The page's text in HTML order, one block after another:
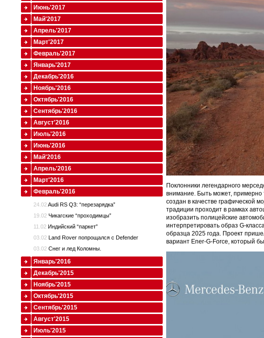
Поклонники легендарного
внимание. Быть может, примерно
создан в качестве графической
традиции проходит в рамках
изобразить полицейские
интерпретировать образ G-
образца 2025 года. Проект
вариант Ener-G-Force, который
Июнь'2017
Май'2017
Апрель'2017
Март'2017
Февраль'2017
Январь'2017
Декабрь'2016
Ноябрь'2016
Октябрь'2016
Сентябрь'2016
Август'2016
Июль'2016
Июнь'2016
Май'2016
Апрель'2016
Март'2016
Февраль'2016
24.02 Audi RS Q3: “перезарядка”
19.02 Чикагские “проходимцы”
11.02 Индийский “паркет”
03.02 Land Rover попрощался с Defender
03.02 Снег и лед Коломны.
Январь'2016
Декабрь'2015
Ноябрь'2015
Октябрь'2015
Сентябрь'2015
Август'2015
Июль'2015